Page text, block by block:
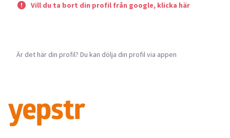
Vill du ta bort din profil från google, klicka här
Är det här din profil? Du kan dölja din profil via appen